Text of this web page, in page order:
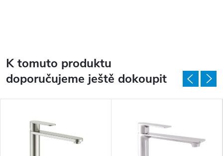
K tomuto produktu
doporučujeme ještě dokoupit